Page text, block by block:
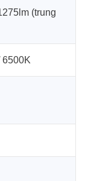
(trung
6500K